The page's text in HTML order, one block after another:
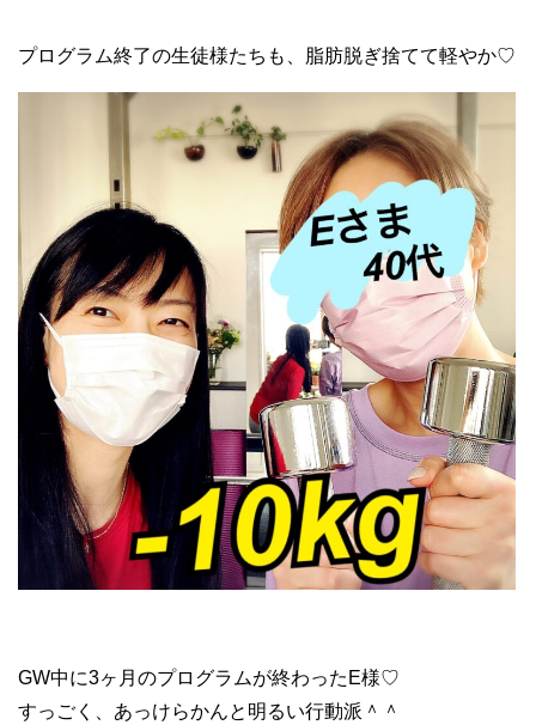
プログラム終了の生徒様たちも、脂肪脱ぎ捨てて軽やか♡
GW中に3ヶ月のプログラムが終わったE様♡
すっごく、あっけらかんと明るい行動派＾＾